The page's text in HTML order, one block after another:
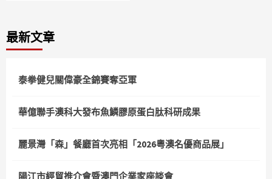
最新文章
泰拳健兒關偉豪全錦賽奪亞軍
華億聯手澳科大發布魚鱗膠原蛋白肽科研成果
麗景灣「森」餐廳首次亮相「2026粵澳名優商品展」
陽江市經貿推介會暨澳門企業家座談會